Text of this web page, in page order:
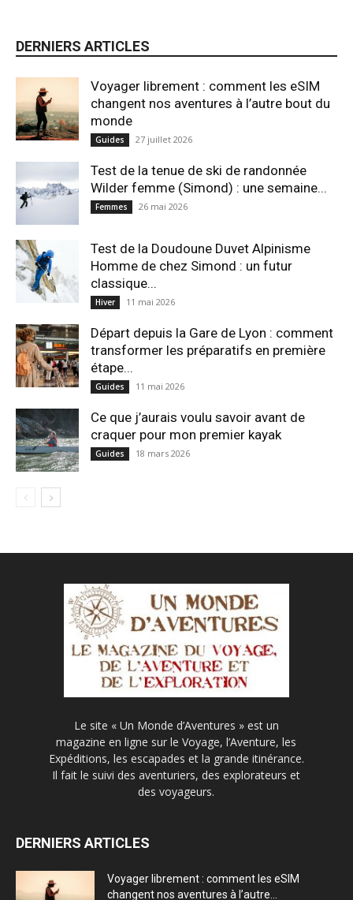
DERNIERS ARTICLES
Voyager librement : comment les eSIM
changent nos aventures à l’autre bout du
monde
Guides 27 juillet 2026
Test de la tenue de ski de randonnée
Wilder femme (Simond) : une semaine...
Femmes 26 mai 2026
Test de la Doudoune Duvet Alpinisme
Homme de chez Simond : un futur
classique...
Hiver 11 mai 2026
Départ depuis la Gare de Lyon : comment
transformer les préparatifs en pre⁠mière
étape...
Guides 11 mai 2026
Ce que j’aurais voulu savoir avant de
craquer pour mon premier kayak
Guides 18 mars 2026
Le site « Un Monde d’Aventures » est un
magazine en ligne sur le Voyage, l’Aventure, les
Expéditions, les escapades et la grande itinérance.
Il fait le suivi des aventuriers, des explorateurs et
des voyageurs.
DERNIERS ARTICLES
Voyager librement : comment les eSIM
changent nos aventures à l’autre...